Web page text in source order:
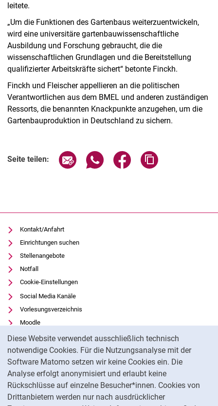
Diese Website verwendet ausschließlich technisch
notwendige Cookies. Für die Nutzungsanalyse mit der
Software Matomo setzen wir keine Cookies ein. Die
Analyse erfolgt anonymisiert und erlaubt keine
Rückschlüsse auf einzelne Besucher*innen. Cookies von
Drittanbietern werden nur nach ausdrücklicher
leitete.
„Um die Funktionen des Gartenbaus weiterzuentwickeln,
wird eine universitäre gartenbauwissenschaftliche
Ausbildung und Forschung gebraucht, die die
wissenschaftlichen Grundlagen und die Bereitstellung
qualifizierter Arbeitskräfte sichert“ betonte Finckh.
Finckh und Fleischer appellieren an die politischen
Verantwortlichen aus dem BMEL und anderen zuständigen
Ressorts, die benannten Knackpunkte anzugehen, um die
Gartenbauproduktion in Deutschland zu sichern.
Seite teilen: Seite über E-Mail teilen
Seite über WhatsApp teilen
Seite über Facebook
Kontakt/Anfahrt
Einrichtungen suchen
Stellenangebote
Notfall
Cookie-Einstellungen
Social Media Kanäle
Vorlesungsverzeichnis
Moodle
Panopto
Universitätsbibliothek
Datenschutz
Barrierefreiheit
Transparenter KI-Einsatz